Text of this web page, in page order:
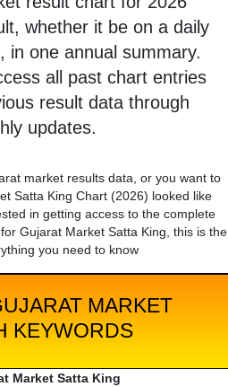
whether it be on a daily
in one annual summary.
all past chart entries
result data through
updates.
market results data, or you want to
Satta King Chart (2026) looked like
in getting access to the complete
Gujarat Market Satta King, this is the
you need to know
MARKET
KEYWORDS
Market Satta King